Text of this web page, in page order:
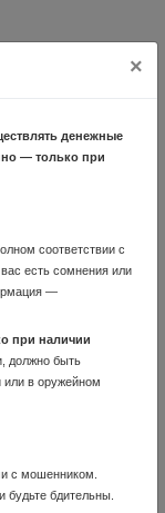
(планка, две
- цилиндр очень
×
денежные
— только при
соответствии с
есть сомнения или
—
при наличии
должно быть
или в оружейном
с мошенником.
будьте бдительны.